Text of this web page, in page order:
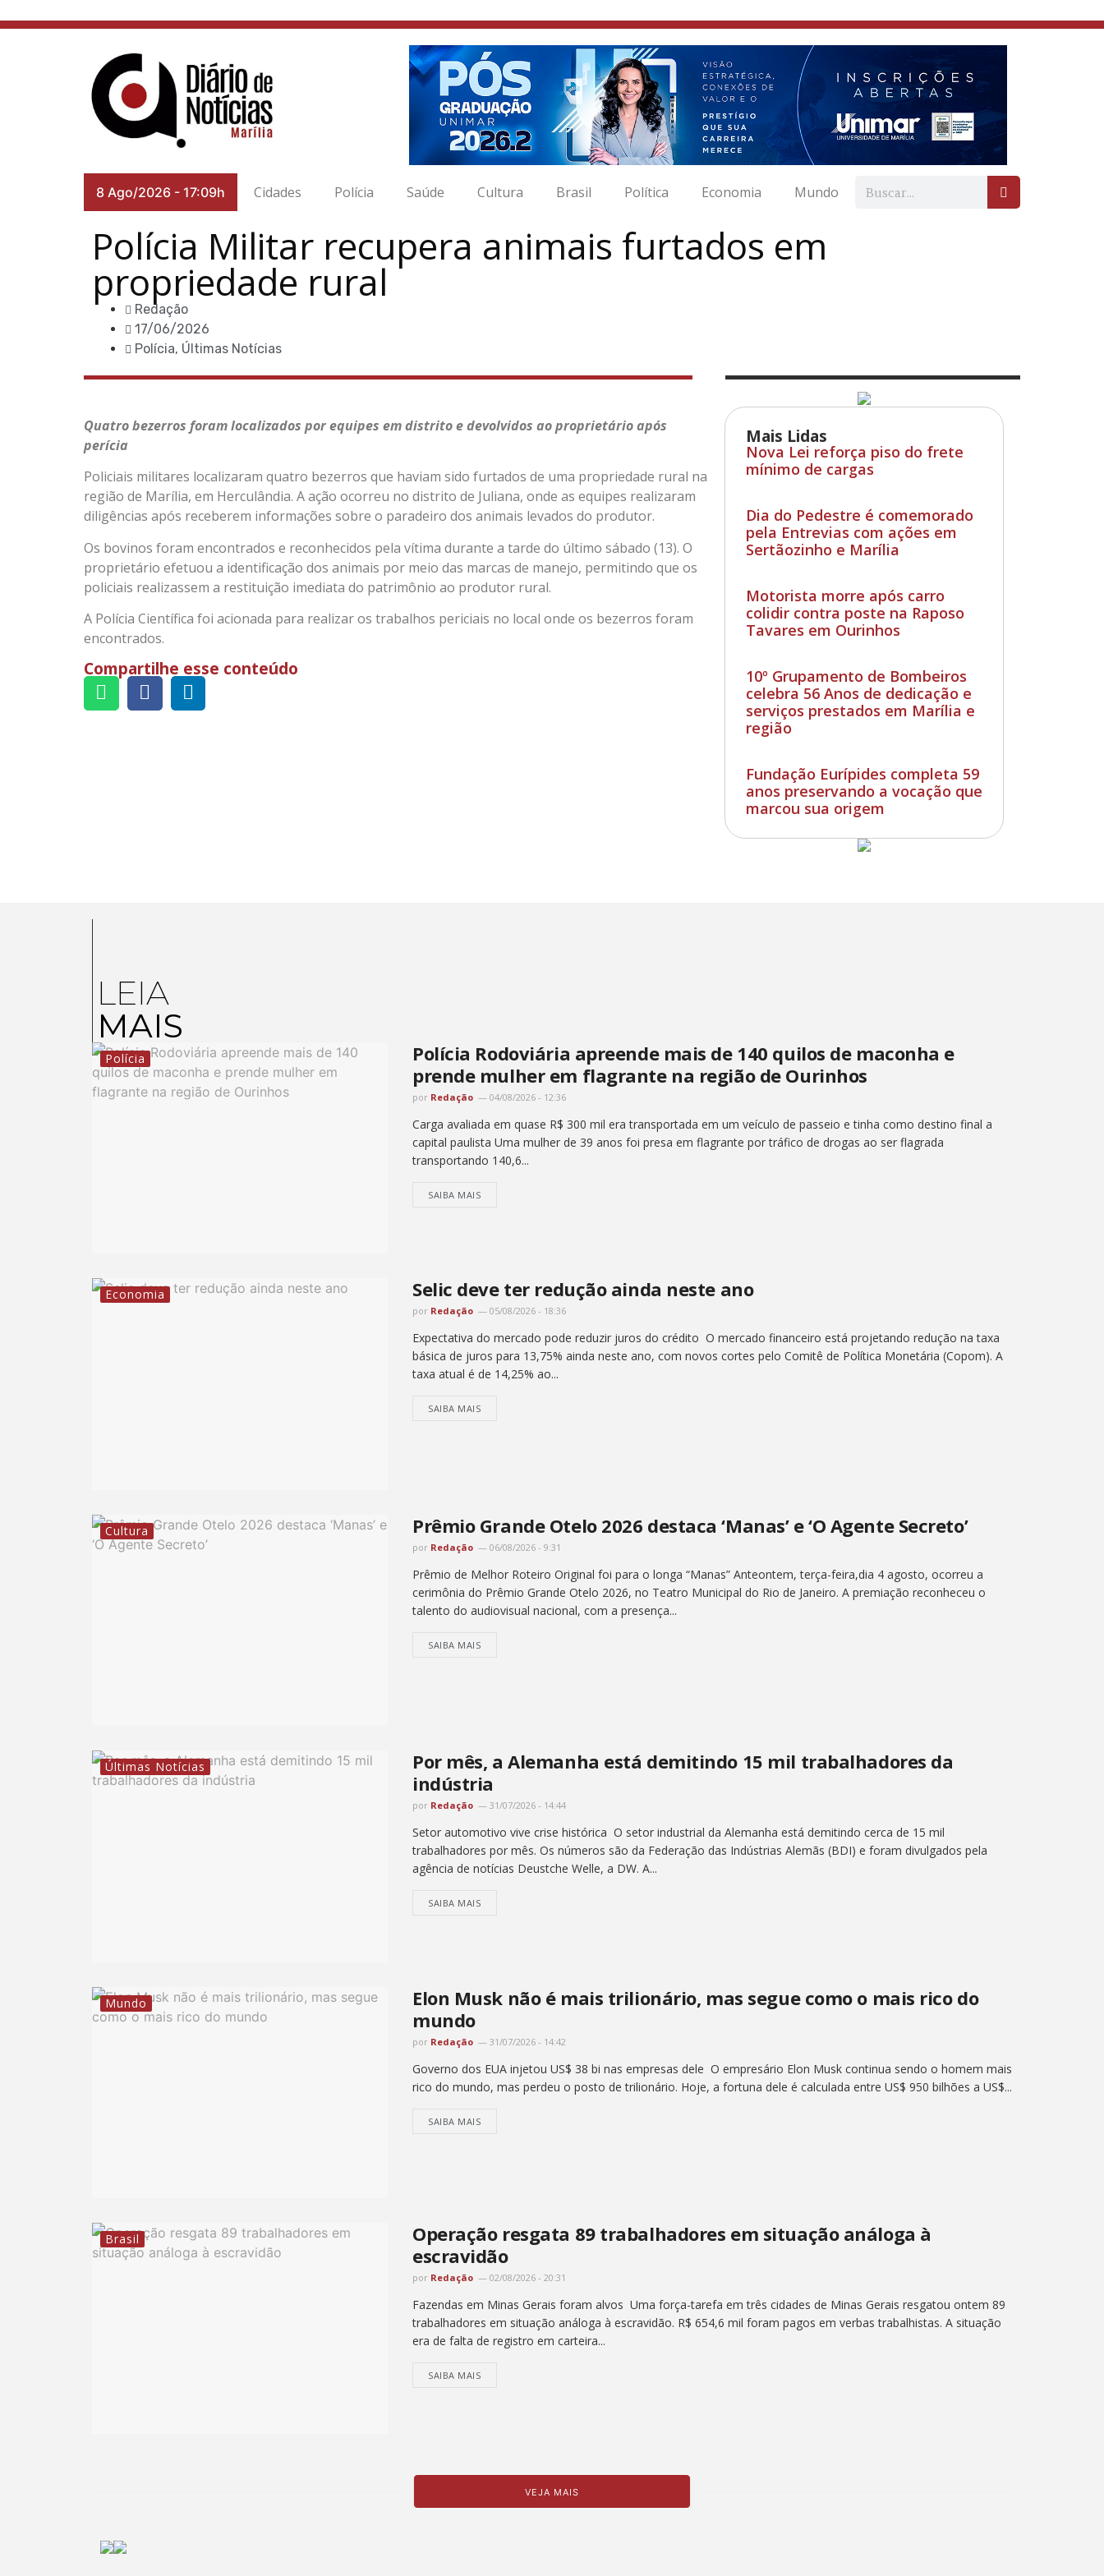
8 Ago/2026 - 17:09h Cidades Polícia Saúde Cultura Brasil Política Economia Mundo
Polícia Militar recupera animais furtados em
propriedade rural
Redação
17/06/2026
Polícia, Últimas Notícias
Mais Lidas
Nova Lei reforça piso do frete
mínimo de cargas
Dia do Pedestre é comemorado
pela Entrevias com ações em
Sertãozinho e Marília
Motorista morre após carro
colidir contra poste na Raposo
Tavares em Ourinhos
10º Grupamento de Bombeiros
celebra 56 Anos de dedicação e
serviços prestados em Marília e
região
Fundação Eurípides completa 59
anos preservando a vocação que
marcou sua origem
Quatro bezerros foram localizados por equipes em distrito e devolvidos ao proprietário após
perícia
Policiais militares localizaram quatro bezerros que haviam sido furtados de uma propriedade rural na
região de Marília, em Herculândia. A ação ocorreu no distrito de Juliana, onde as equipes realizaram
diligências após receberem informações sobre o paradeiro dos animais levados do produtor.
Os bovinos foram encontrados e reconhecidos pela vítima durante a tarde do último sábado (13). O
proprietário efetuou a identificação dos animais por meio das marcas de manejo, permitindo que os
policiais realizassem a restituição imediata do patrimônio ao produtor rural.
A Polícia Científica foi acionada para realizar os trabalhos periciais no local onde os bezerros foram
encontrados.
Compartilhe esse conteúdo
LEIA
MAIS
Polícia
Polícia Rodoviária apreende mais de 140 quilos de maconha e
prende mulher em flagrante na região de Ourinhos
por Redação 04/08/2026 - 12:36
Carga avaliada em quase R$ 300 mil era transportada em um veículo de passeio e tinha como destino final a
capital paulista Uma mulher de 39 anos foi presa em flagrante por tráfico de drogas ao ser flagrada
transportando 140,6...
SAIBA MAIS
Economia Selic deve ter redução ainda neste ano
por Redação 05/08/2026 - 18:36
Expectativa do mercado pode reduzir juros do crédito O mercado financeiro está projetando redução na taxa
básica de juros para 13,75% ainda neste ano, com novos cortes pelo Comitê de Política Monetária (Copom). A
taxa atual é de 14,25% ao...
SAIBA MAIS
Cultura Prêmio Grande Otelo 2026 destaca ‘Manas’ e ‘O Agente Secreto’
por Redação 06/08/2026 - 9:31
Prêmio de Melhor Roteiro Original foi para o longa “Manas” Anteontem, terça-feira,dia 4 agosto, ocorreu a
cerimônia do Prêmio Grande Otelo 2026, no Teatro Municipal do Rio de Janeiro. A premiação reconheceu o
talento do audiovisual nacional, com a presença...
SAIBA MAIS
Últimas Notícias
Por mês, a Alemanha está demitindo 15 mil trabalhadores da
indústria
por Redação 31/07/2026 - 14:44
Setor automotivo vive crise histórica O setor industrial da Alemanha está demitindo cerca de 15 mil
trabalhadores por mês. Os números são da Federação das Indústrias Alemãs (BDI) e foram divulgados pela
agência de notícias Deustche Welle, a DW. A...
SAIBA MAIS
Mundo
Elon Musk não é mais trilionário, mas segue como o mais rico do
mundo
por Redação 31/07/2026 - 14:42
Governo dos EUA injetou US$ 38 bi nas empresas dele O empresário Elon Musk continua sendo o homem mais
rico do mundo, mas perdeu o posto de trilionário. Hoje, a fortuna dele é calculada entre US$ 950 bilhões a US$...
SAIBA MAIS
Brasil
Operação resgata 89 trabalhadores em situação análoga à
escravidão
por Redação 02/08/2026 - 20:31
Fazendas em Minas Gerais foram alvos Uma força-tarefa em três cidades de Minas Gerais resgatou ontem 89
trabalhadores em situação análoga à escravidão. R$ 654,6 mil foram pagos em verbas trabalhistas. A situação
era de falta de registro em carteira...
SAIBA MAIS
VEJA MAIS